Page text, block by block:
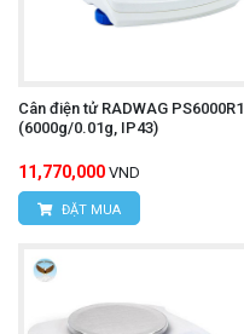
Cân điện tử RADWAG PS6000R1
(6000g/0.01g, IP43)
11,770,000 VND
ĐẶT MUA